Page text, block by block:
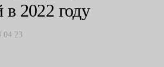
2022 году